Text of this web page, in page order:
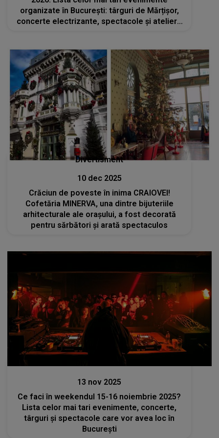
organizate în București: târguri de Mărțișor,
concerte electrizante, spectacole și ateliere
Divertisment
10 dec 2025
Crăciun de poveste în inima CRAIOVEI!
Cofetăria MINERVA, una dintre bijuteriile
arhitecturale ale orașului, a fost decorată
pentru sărbători și arată spectaculos
13 nov 2025
Ce faci în weekendul 15-16 noiembrie 2025?
Lista celor mai tari evenimente, concerte,
târguri și spectacole care vor avea loc în
București